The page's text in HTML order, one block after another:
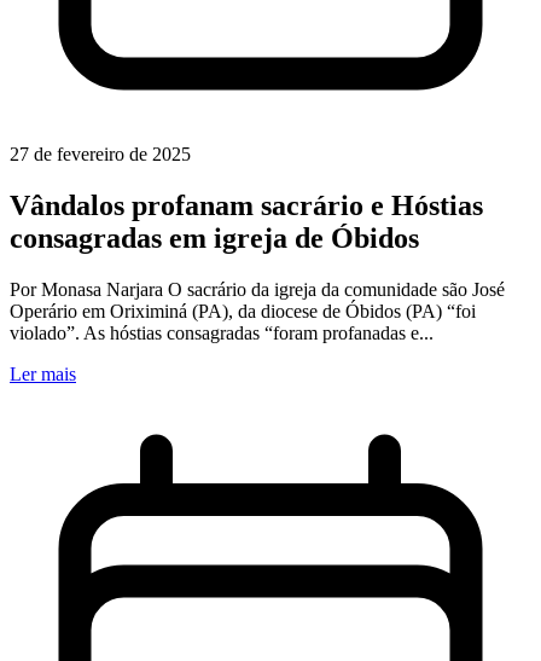
27 de fevereiro de 2025
Vândalos profanam sacrário e Hóstias
consagradas em igreja de Óbidos
Por Monasa Narjara O sacrário da igreja da comunidade são José
Operário em Oriximiná (PA), da diocese de Óbidos (PA) “foi
violado”. As hóstias consagradas “foram profanadas e...
Ler mais